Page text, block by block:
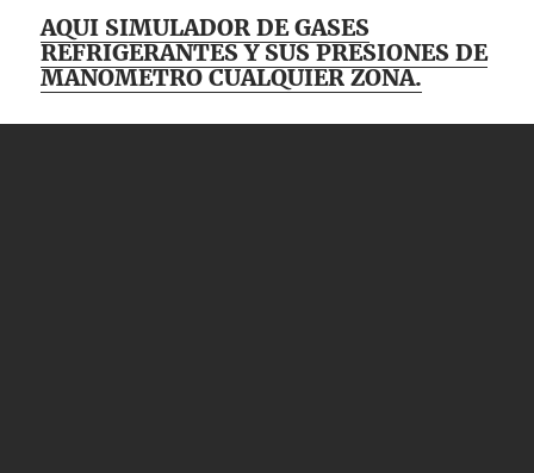
AQUI SIMULADOR DE GASES
REFRIGERANTES Y SUS PRESIONES DE
MANOMETRO CUALQUIER ZONA.